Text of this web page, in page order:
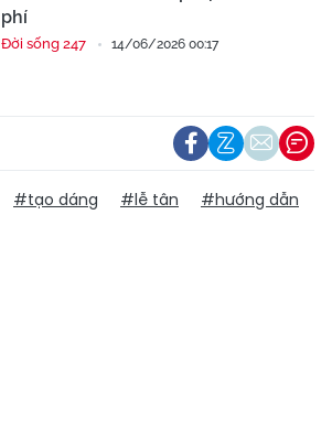
phí
Đời sống 247 14/06/2026 00:17
#tạo dáng #lễ tân
#hướng dẫn